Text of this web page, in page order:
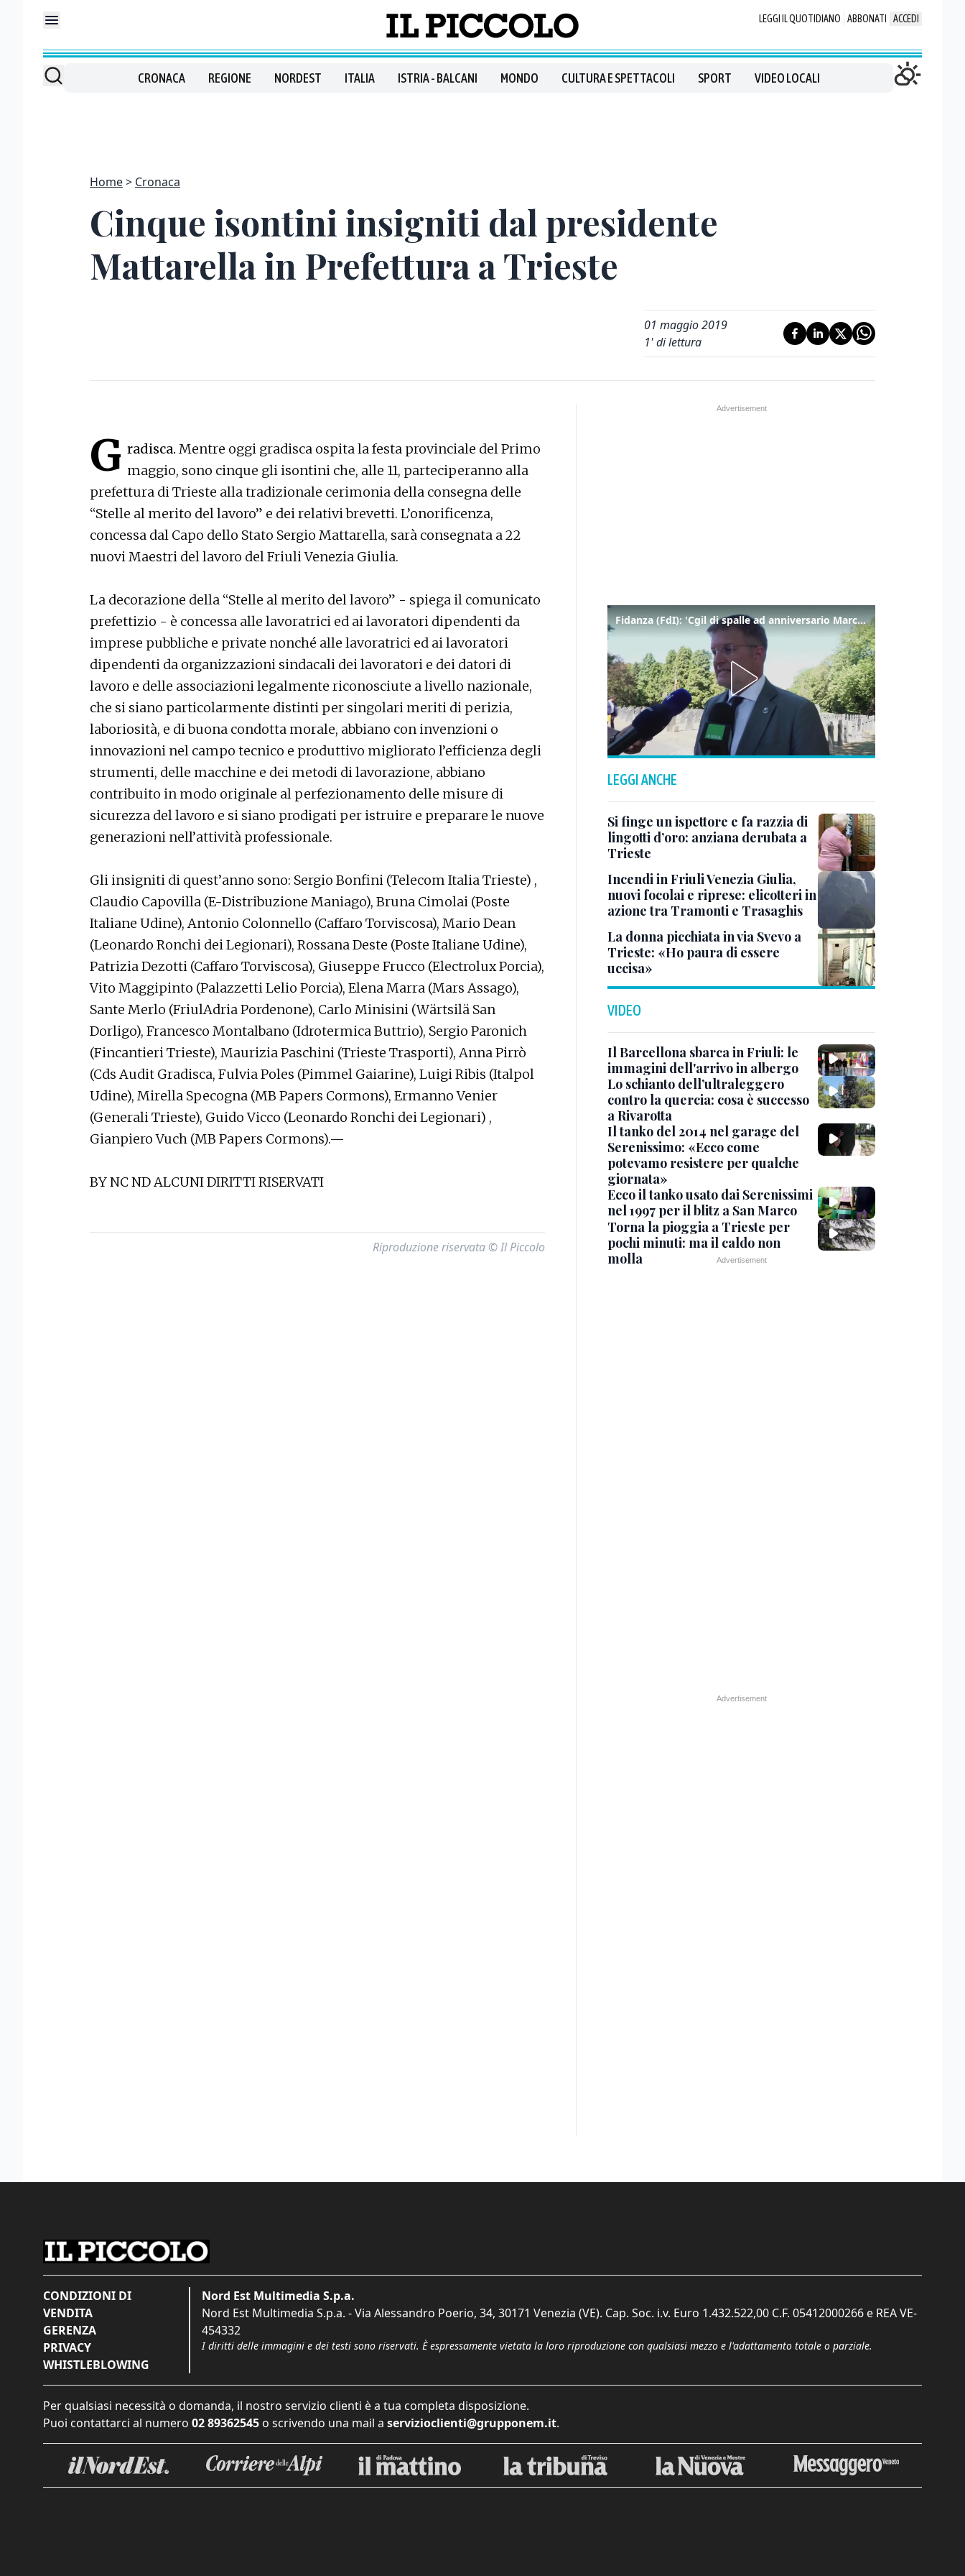
LEGGI IL QUOTIDIANO ABBONATI ACCEDI
CRONACA REGIONE NORDEST ITALIA ISTRIA - BALCANI MONDO CULTURA E SPETTACOLI SPORT VIDEO LOCALI
Home Cronaca
Cinque isontini insigniti dal presidente
Mattarella in Prefettura a Trieste
01 maggio 2019
1' di lettura
G radisca. Mentre oggi gradisca ospita la festa provinciale del Primo
maggio, sono cinque gli isontini che, alle 11, parteciperanno alla
prefettura di Trieste alla tradizionale cerimonia della consegna delle
“Stelle al merito del lavoro” e dei relativi brevetti. L’onorificenza,
concessa dal Capo dello Stato Sergio Mattarella, sarà consegnata a 22
nuovi Maestri del lavoro del Friuli Venezia Giulia.
La decorazione della “Stelle al merito del lavoro” - spiega il comunicato
prefettizio - è concessa alle lavoratrici ed ai lavoratori dipendenti da
imprese pubbliche e private nonché alle lavoratrici ed ai lavoratori
dipendenti da organizzazioni sindacali dei lavoratori e dei datori di
lavoro e delle associazioni legalmente riconosciute a livello nazionale,
che si siano particolarmente distinti per singolari meriti di perizia,
laboriosità, e di buona condotta morale, abbiano con invenzioni o
innovazioni nel campo tecnico e produttivo migliorato l’efficienza degli
strumenti, delle macchine e dei metodi di lavorazione, abbiano
contribuito in modo originale al perfezionamento delle misure di
sicurezza del lavoro e si siano prodigati per istruire e preparare le nuove
generazioni nell’attività professionale.
Gli insigniti di quest’anno sono: Sergio Bonfini (Telecom Italia Trieste) ,
Claudio Capovilla (E-Distribuzione Maniago), Bruna Cimolai (Poste
Italiane Udine), Antonio Colonnello (Caffaro Torviscosa), Mario Dean
(Leonardo Ronchi dei Legionari), Rossana Deste (Poste Italiane Udine),
Patrizia Dezotti (Caffaro Torviscosa), Giuseppe Frucco (Electrolux Porcia),
Vito Maggipinto (Palazzetti Lelio Porcia), Elena Marra (Mars Assago),
Sante Merlo (FriulAdria Pordenone), Carlo Minisini (Wärtsilä San
Dorligo), Francesco Montalbano (Idrotermica Buttrio), Sergio Paronich
(Fincantieri Trieste), Maurizia Paschini (Trieste Trasporti), Anna Pirrò
(Cds Audit Gradisca, Fulvia Poles (Pimmel Gaiarine), Luigi Ribis (Italpol
Udine), Mirella Specogna (MB Papers Cormons), Ermanno Venier
(Generali Trieste), Guido Vicco (Leonardo Ronchi dei Legionari) ,
Gianpiero Vuch (MB Papers Cormons).—
BY NC ND ALCUNI DIRITTI RISERVATI
Riproduzione riservata © Il Piccolo
Fidanza (FdI): 'Cgil di spalle ad anniversario Marcinelle mentre La Russa leggeva Mattarella, si vergogni!'
LEGGI ANCHE
Si finge un ispettore e fa razzia di
lingotti d’oro: anziana derubata a
Trieste
Incendi in Friuli Venezia Giulia,
nuovi focolai e riprese: elicotteri in
azione tra Tramonti e Trasaghis
La donna picchiata in via Svevo a
Trieste: «Ho paura di essere
uccisa»
VIDEO
Il Barcellona sbarca in Friuli: le
immagini dell'arrivo in albergo
Lo schianto dell’ultraleggero
contro la quercia: cosa è successo
a Rivarotta
Il tanko del 2014 nel garage del
Serenissimo: «Ecco come
potevamo resistere per qualche
giornata»
Ecco il tanko usato dai Serenissimi
nel 1997 per il blitz a San Marco
Torna la pioggia a Trieste per
pochi minuti: ma il caldo non
molla
CONDIZIONI DI
VENDITA
GERENZA
PRIVACY
WHISTLEBLOWING
Nord Est Multimedia S.p.a.
Nord Est Multimedia S.p.a. - Via Alessandro Poerio, 34, 30171 Venezia (VE). Cap. Soc. i.v. Euro 1.432.522,00 C.F. 05412000266 e REA VE-
454332
I diritti delle immagini e dei testi sono riservati. È espressamente vietata la loro riproduzione con qualsiasi mezzo e l'adattamento totale o parziale.
Per qualsiasi necessità o domanda, il nostro servizio clienti è a tua completa disposizione.
Puoi contattarci al numero 02 89362545 o scrivendo una mail a servizioclienti@grupponem.it.